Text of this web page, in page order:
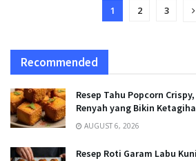
1 2 3
Recommended
Resep Tahu Popcorn
Renyah yang Bikin
AUGUST 6, 2026
Resep Roti Garam Labu